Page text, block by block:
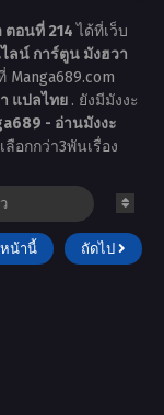
ตอนที่ 214ได้ที่เว็บ
ลน์ การ์ตูน มังฮวา
Manga689.com
แปลไทย . ยังมีมังงะ
- อ่านมังงะ
ลือกกว่า3พันเรื่อง
น้านี้ ถัดไป